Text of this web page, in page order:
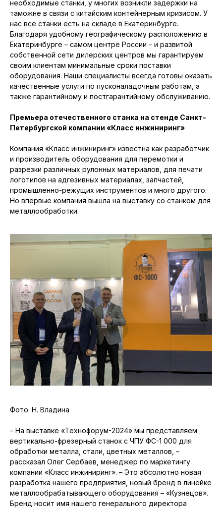
необходимые станки, у многих возникли задержки на
таможне в связи с китайским контейнерным кризисом. У
нас все станки есть на складе в Екатеринбурге.
Благодаря удобному географическому расположению в
Екатеринбурге – самом центре России – и развитой
собственной сети дилерских центров мы гарантируем
своим клиентам минимальные сроки поставки
оборудования. Наши специалисты всегда готовы оказать
качественные услуги по пусконаладочным работам, а
также гарантийному и постгарантийному обслуживанию.
Премьера отечественного станка на стенде Санкт-
Петербургской компании «Класс инжиниринг»
Компания «Класс инжиниринг» известна как разработчик
и производитель оборудования для перемотки и
разрезки различных рулонных материалов, для печати
логотипов на адгезивных материалах, запчастей,
промышленно-режущих инструментов и много другого.
Но впервые компания вышла на выставку со станком для
металлообработки.
Фото: Н. Владина
– На выставке «Технофорум-2024» мы представляем
вертикально-фрезерный станок с ЧПУ ФС-1 000 для
обработки металла, стали, цветных металлов, –
рассказал Олег Сербаев, менеджер по маркетингу
компании «Класс инжиниринг». – Это абсолютно новая
разработка нашего предприятия, новый бренд в линейке
металлообрабатывающего оборудования – «Кузнецов».
Бренд носит имя нашего генерального директора